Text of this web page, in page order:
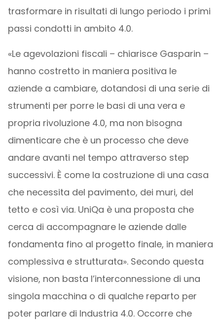
trasformare in risultati di lungo periodo i primi
passi condotti in ambito 4.0.
«Le agevolazioni fiscali – chiarisce Gasparin –
hanno costretto in maniera positiva le
aziende a cambiare, dotandosi di una serie di
strumenti per porre le basi di una vera e
propria rivoluzione 4.0, ma non bisogna
dimenticare che è un processo che deve
andare avanti nel tempo attraverso step
successivi. È come la costruzione di una casa
che necessita del pavimento, dei muri, del
tetto e così via. UniQa è una proposta che
cerca di accompagnare le aziende dalle
fondamenta fino al progetto finale, in maniera
complessiva e strutturata». Secondo questa
visione, non basta l’interconnessione di una
singola macchina o di qualche reparto per
poter parlare di Industria 4.0. Occorre che